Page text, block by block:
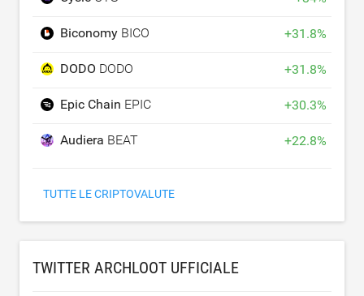
Biconomy BICO +31.8%
DODO DODO +31.8%
Epic Chain EPIC +30.3%
Audiera BEAT +22.8%
TUTTE LE CRIPTOVALUTE
TWITTER ARCHLOOT UFFICIALE